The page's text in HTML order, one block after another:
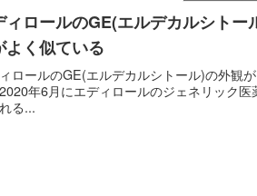
ィロールのGE(エルデカルシトー
よく似ている
ロールのGE(エルデカルシトール)の外観
年6月にエディロールのジェネリック医
る...